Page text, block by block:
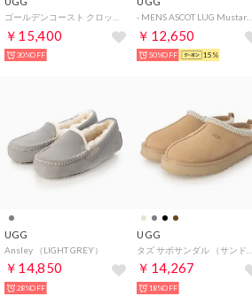
￥15,400
30%OFF
￥12,650
50%OFF 15%
UGG
Ansley （LIGHT GREY）
￥14,850
28%OFF
UGG
￥14,267
18%OFF